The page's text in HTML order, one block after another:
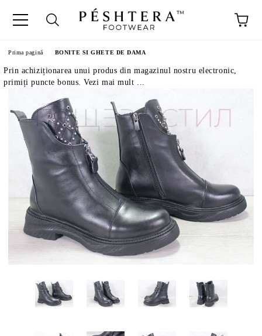
Prima pagină BONITE SI GHETE DE DAMA
Prin achiziționarea unui produs din magazinul nostru electronic,
primiți puncte bonus. Vezi mai mult ...